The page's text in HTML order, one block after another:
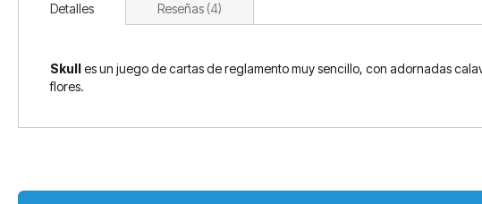
Detalles
Skulles un juego de cartas de reglamento muy sencillo, con adornadas
flores.
Reseñas 4